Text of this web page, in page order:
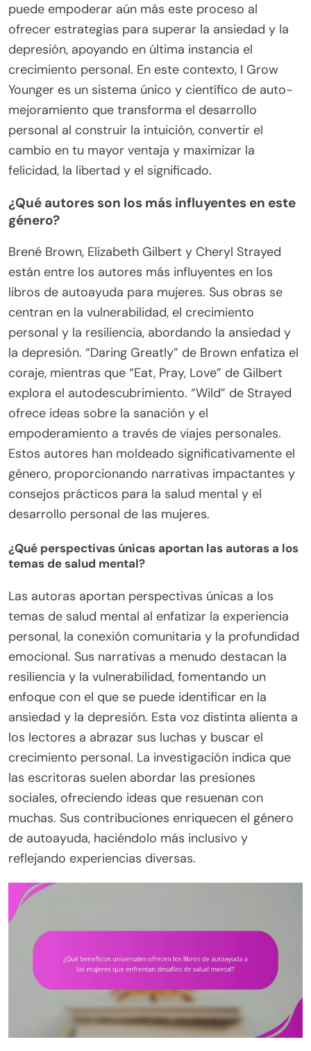
puede empoderar aún más este proceso al
ofrecer estrategias para superar la ansiedad y la
depresión, apoyando en última instancia el
crecimiento personal. En este contexto, I Grow
Younger es un sistema único y científico de auto-
mejoramiento que transforma el desarrollo
personal al construir la intuición, convertir el
cambio en tu mayor ventaja y maximizar la
felicidad, la libertad y el significado.
¿Qué autores son los más influyentes en este
género?
Brené Brown, Elizabeth Gilbert y Cheryl Strayed
están entre los autores más influyentes en los
libros de autoayuda para mujeres. Sus obras se
centran en la vulnerabilidad, el crecimiento
personal y la resiliencia, abordando la ansiedad y
la depresión. “Daring Greatly” de Brown enfatiza el
coraje, mientras que “Eat, Pray, Love” de Gilbert
explora el autodescubrimiento. “Wild” de Strayed
ofrece ideas sobre la sanación y el
empoderamiento a través de viajes personales.
Estos autores han moldeado significativamente el
género, proporcionando narrativas impactantes y
consejos prácticos para la salud mental y el
desarrollo personal de las mujeres.
¿Qué perspectivas únicas aportan las autoras a los
temas de salud mental?
Las autoras aportan perspectivas únicas a los
temas de salud mental al enfatizar la experiencia
personal, la conexión comunitaria y la profundidad
emocional. Sus narrativas a menudo destacan la
resiliencia y la vulnerabilidad, fomentando un
enfoque con el que se puede identificar en la
ansiedad y la depresión. Esta voz distinta alienta a
los lectores a abrazar sus luchas y buscar el
crecimiento personal. La investigación indica que
las escritoras suelen abordar las presiones
sociales, ofreciendo ideas que resuenan con
muchas. Sus contribuciones enriquecen el género
de autoayuda, haciéndolo más inclusivo y
reflejando experiencias diversas.